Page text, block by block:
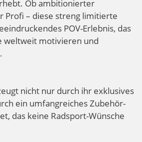
Ob ambitionierter
Profi – diese streng limitierte
POV-Erlebnis, das
weltweit motivieren und
nicht nur durch ihr exklusives
ein umfangreiches Zubehör-
das keine Radsport-Wünsche